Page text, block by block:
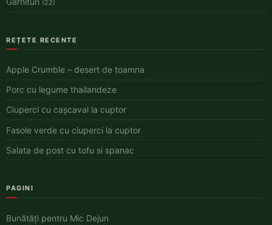
(22)
REȚETE RECENTE
Apple Crumble – desert de toamna
Porc cu legume thailandeze
Ciuperci cu cașcaval la cuptor
Fasole verde cu ciuperci la cuptor
Salata de post cu tofu si spanac
PAGINI
Bunătăți pentru Mic Dejun